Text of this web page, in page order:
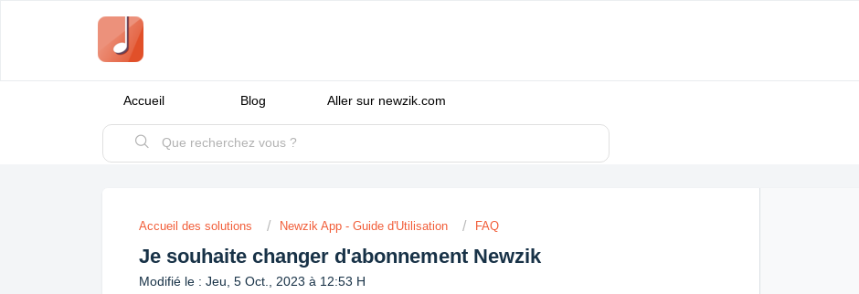
Accueil Blog Aller sur newzik.com
Accueil des solutions Newzik App - Guide d'Utilisation FAQ
Je souhaite changer d'abonnement Newzik
Modifié le : Jeu, 5 Oct., 2023 à 12:53 H